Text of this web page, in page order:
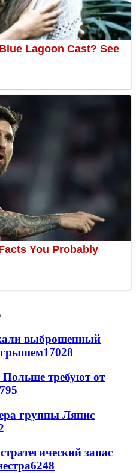
выброшенный
17028
Польше требуют от
группы Ляпис
запас
6248